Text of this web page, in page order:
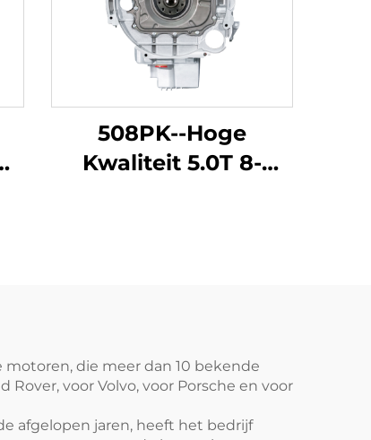
508PK--Hoge
Kwaliteit 5.0T 8-
Vein Guardian
Jaguar F-TYPE, XJ en
andere modellen
die meer dan 10 bekende
voor Volvo, voor Porsche en voor
afgelopen jaren, heeft het bedrijf